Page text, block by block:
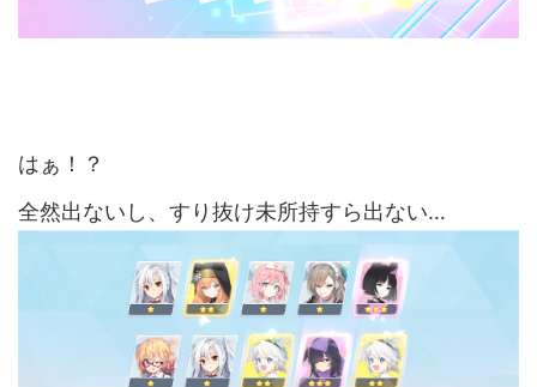
はぁ！？
全然出ないし、すり抜け未所持すら出ない…